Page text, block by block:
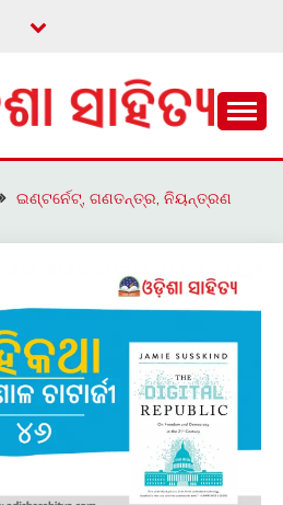
ଇଣ୍ଟର୍ନେଟ୍, ଗଣତନ୍ତ୍ର, ନିୟନ୍ତ୍ରଣ